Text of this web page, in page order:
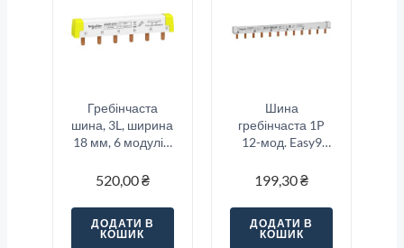
Гребінчаста
шина, 3L, ширина
18 мм, 6 модулів,
Electric Acti9
520,00₴
ДОДАТИ В
КОШИК
Шина
гребінчаста 1P
12-мод. Easy9
199,30₴
ДОДАТИ В
КОШИК